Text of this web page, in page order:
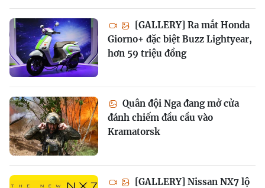
[GALLERY] Ra mắt Honda
Giorno+ đặc biệt Buzz Lightyear,
hơn 59 triệu đồng
Quân đội Nga đang mở cửa
đánh chiếm đầu cầu vào
Kramatorsk
[GALLERY] Nissan NX7 lộ